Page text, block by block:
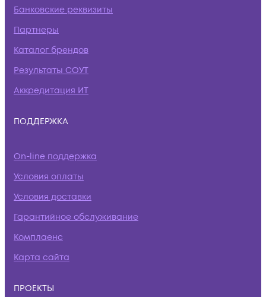
Банковские реквизиты
Партнеры
Каталог брендов
Результаты СОУТ
Аккредитация ИТ
ПОДДЕРЖКА
On-line поддержка
Условия оплаты
Условия доставки
Гарантийное обслуживание
Комплаенс
Карта сайта
ПРОЕКТЫ